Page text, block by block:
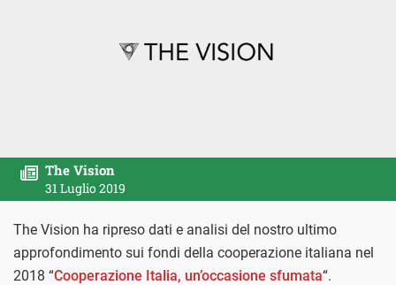
The Vision
31 Luglio 2019
The Vision ha ripreso dati e analisi del nostro ultimo
approfondimento sui fondi della cooperazione italiana nel
2018 “Cooperazione Italia, un’occasione sfumata“.